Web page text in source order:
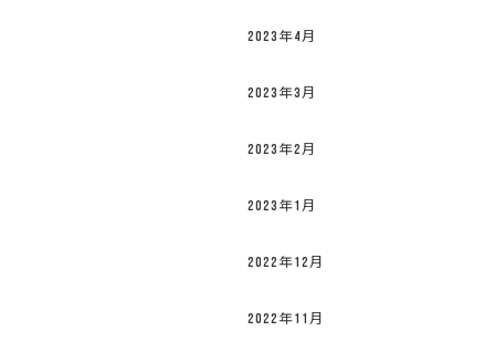
2023年4月
2023年3月
2023年2月
2023年1月
2022年12月
2022年11月